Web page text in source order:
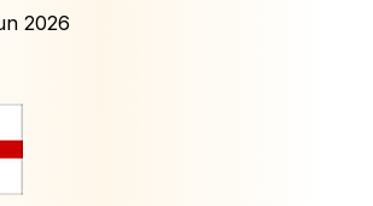
2026